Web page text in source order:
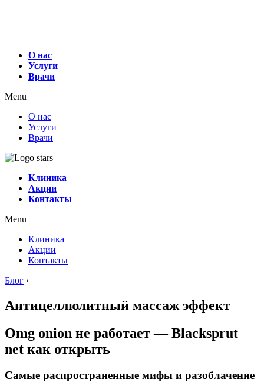
О нас
Услуги
Врачи
Menu
О нас
Услуги
Врачи
Клиника
Акции
Контакты
Menu
Клиника
Акции
Контакты
Блог ›
Антицеллюлитный массаж эффект
Omg onion не работает — Blacksprut
net как открыть
Самые распространенные мифы и разоблачение